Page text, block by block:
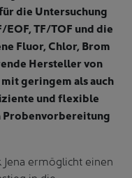
die Untersuchung
TF/TOF und die
Fluor, Chlor, Brom
Hersteller von
geringem als auch
und flexible
ermöglicht einen